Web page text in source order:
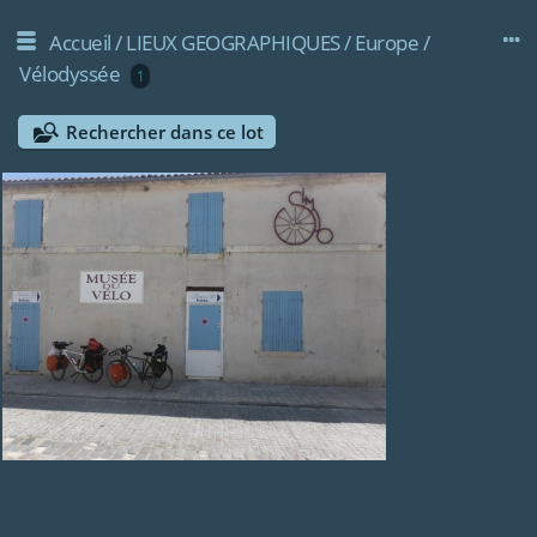
Accueil/LIEUX GEOGRAPHIQUES/Europe/
Vélodyssée
1
Rechercher dans ce lot